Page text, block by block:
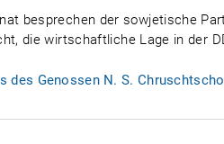
besprechen der sowjetische
die wirtschaftliche Lage in der
des Genossen N. S.